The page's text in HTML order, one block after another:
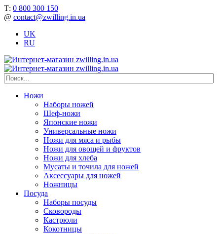
Т: 0 800 300 150
@ contact@zwilling.in.ua
UK
RU
Ножи
Наборы ножей
Шеф-ножи
Японские ножи
Универсальные ножи
Ножи для мяса и рыбы
Ножи для овощей и фруктов
Ножи для хлеба
Мусаты и точила для ножей
Аксессуары для ножей
Ножницы
Посуда
Наборы посуды
Сковороды
Кастрюли
Кокотницы